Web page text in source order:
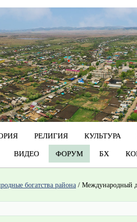
РЕЛИГИЯ КУЛЬТУРА
ВИДЕО ФОРУМ БХ
богатства района / Международный